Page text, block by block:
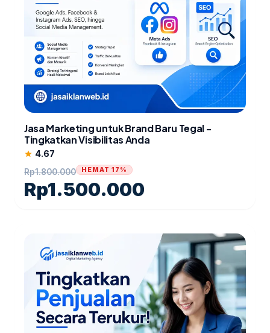
Jasa Marketing untuk Brand Baru Tegal -
Tingkatkan Visibilitas Anda
star 4.67
Rp1.800.000
Rp1.500.000
HEMAT 17%